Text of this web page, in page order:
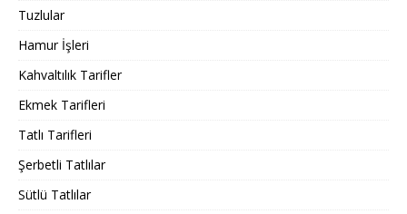
Tuzlular
Hamur İşleri
Kahvaltılık Tarifler
Ekmek Tarifleri
Tatlı Tarifleri
Şerbetli Tatlılar
Sütlü Tatlılar